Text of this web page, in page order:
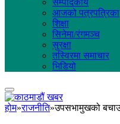
सम्पादकीय
आजको पत्रपत्रिका
शिक्षा
सिनेमा/रंगमञ्च
सुरक्षा
तस्विरमा समाचार
भिडियो
होम»राजनीति»उपसभामुखको